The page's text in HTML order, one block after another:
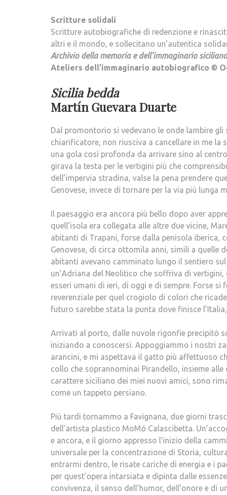
Scritture solidali
Scritture autobiografiche di redenzione e
altri e il mondo, e sollecitano un’autentica
Archivio della memoria e dell’immaginario siciliano
Ateliers dell’immaginario autobiografico ©
Sicilia bedda
Martín Guevara Duarte
Dal promontorio si vedevano le onde lambire
chiarificatore, non riusciva a cancellare in me
una gola così profonda da arrivare sino al
girava la testa per le vertigini più che
dell’impervia stradina, valse la pena prendere
Genovese, invece di tornare per la via più lunga
Il paesaggio era ancora più bello dopo aver
quell’isola era collegata alle altre due vicine,
abitanti di Trapani, forse dalla penisola iberica,
Genovese, di circa ottomila anni, simili a quelle
abitanti avevano camminato lungo il sentiero
un’Adriana del Neolitico che soffriva di
esseri umani di ieri, di oggi e di sempre. Forse
reverenziale per quel crogiolo di colori che
futuro sarebbe stata la punta dove finisce
Arrivati al porto, dalle nuvole rigonfie precipitò
iniziando a conoscersi. Appoggiammo i nostri
arancini, e mi aspettava il gatto più affettuoso
collo che soprannominai Pirandello, insieme
carattere siciliano dei miei nuovi amici, sono
come un tappeto persiano.
Più tardi tornammo a Favignana, due giorni
dell’artista plastico MoMó Calascibetta.
e ancora, e il giorno appresso l’inizio della
universale per la concentrazione di Storia,
entrarmi dentro, le risate cariche di energia e i
per quest’opera intarsiata e dipinta dalle
convivenza, il senso dell’humor, dell’onore e